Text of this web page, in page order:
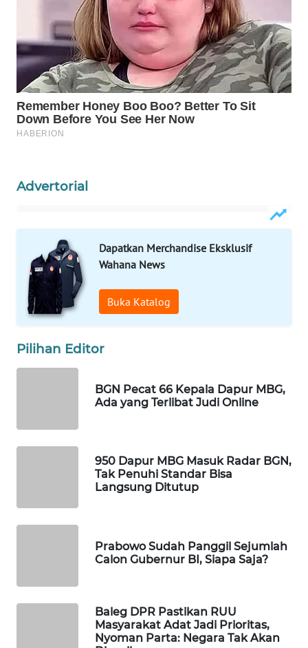
Advertorial
Dapatkan Merchandise Eksklusif
Wahana News
Buka Katalog
Pilihan Editor
BGN Pecat 66 Kepala Dapur MBG,
Ada yang Terlibat Judi Online
950 Dapur MBG Masuk Radar BGN,
Tak Penuhi Standar Bisa
Langsung Ditutup
Prabowo Sudah Panggil Sejumlah
Calon Gubernur BI, Siapa Saja?
Baleg DPR Pastikan RUU
Masyarakat Adat Jadi Prioritas,
Nyoman Parta: Negara Tak Akan
KONSUMEN
WAHANA
LISTRIK
WAHANA
TRAVEL
WAHANANEWS
CO ID
WAHANANEWS
NET
WAHANA
SPORT
WAHANA
PERSONA